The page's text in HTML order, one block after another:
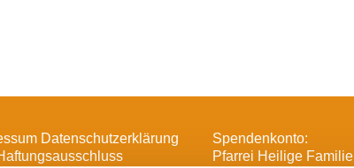
Datenschutzerklärung
Spendenkonto:
Pfarrei Heilige Familie